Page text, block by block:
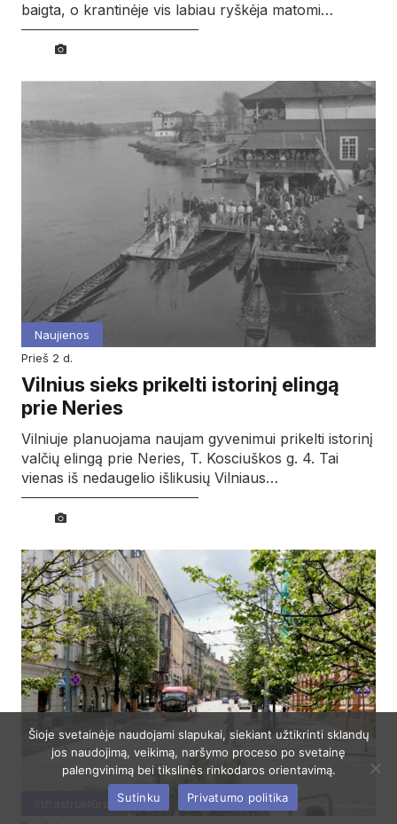
baigta, o krantinėje vis labiau ryškėja matomi…
Naujienos
prieš 2 d.
Vilnius sieks prikelti istorinį elingą
prie Neries
Vilniuje planuojama naujam gyvenimui prikelti istorinį
valčių elingą prie Neries, T. Kosciuškos g. 4. Tai
vienas iš nedaugelio išlikusių Vilniaus…
Šioje svetainėje naudojami slapukai, siekiant užtikrinti sklandų
jos naudojimą, veikimą, naršymo proceso po svetainę
palengvinimą bei tikslinės rinkodaros orientavimą.
Sutinku
Privatumo politika